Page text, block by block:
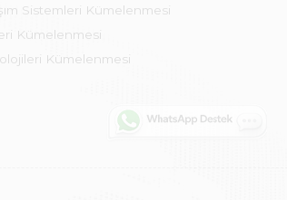
Sistemleri Kümelenmesi
Kümelenmesi
Kümelenmesi